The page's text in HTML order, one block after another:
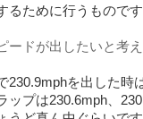
ために行うものです
ドが出したいと考え
230.9mphを出した時
ップは230.6mph、